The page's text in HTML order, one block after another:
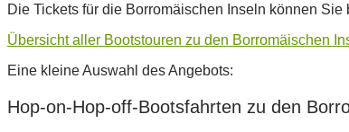
Die Tickets für die Borromäischen Inseln können
Übersicht aller Bootstouren zu den Borromäischen
Eine kleine Auswahl des Angebots:
Hop-on-Hop-off-Bootsfahrten zu den